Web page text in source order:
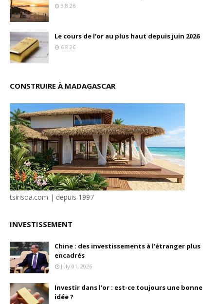
3.8.26
Le cours de l'or au plus haut depuis juin 2026
6.8.26
CONSTRUIRE À MADAGASCAR
tsirisoa.com | depuis 1997
INVESTISSEMENT
Chine : des investissements à l'étranger plus
encadrés
July 01, 2026
Investir dans l'or : est-ce toujours une bonne
idée ?